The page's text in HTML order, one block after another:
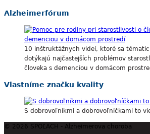
Alzheimerfórum
10 inštruktážnych videí, ktoré sa
dotýkajú najčastejších problémov
človeka s demenciou v domácom
Vlastníme značku kvality
S dobrovoľníkmi a dobrovoľníčkami to
© 2026 SPOĽACH - Alzheimerova choroba